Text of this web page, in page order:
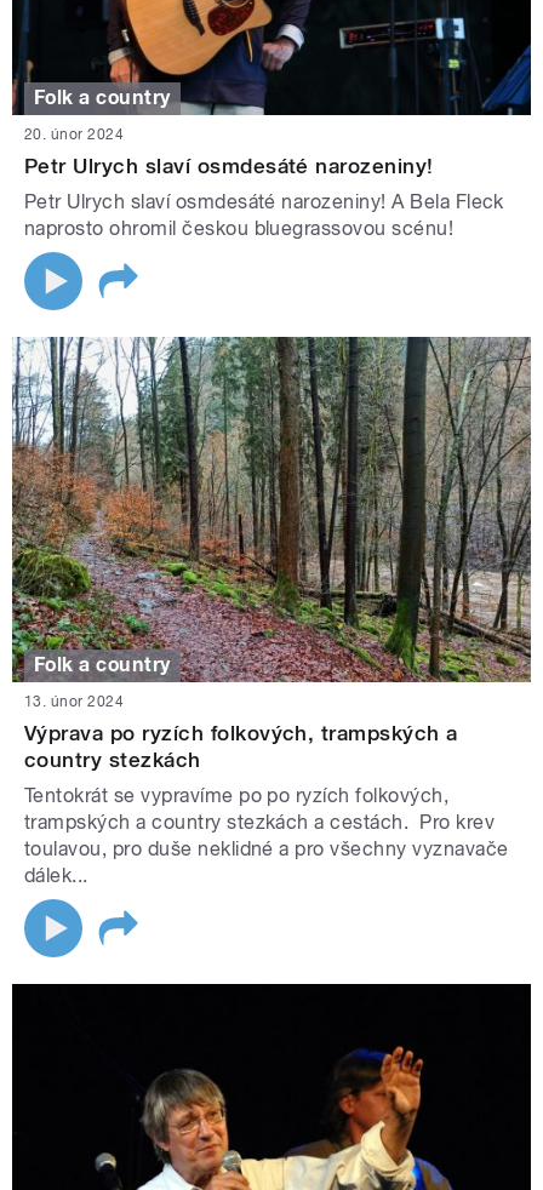
Folk a country
20. únor 2024
Petr Ulrych slaví osmdesáté narozeniny!
Petr Ulrych slaví osmdesáté narozeniny! A Bela Fleck
naprosto ohromil českou bluegrassovou scénu!
Folk a country
13. únor 2024
Výprava po ryzích folkových, trampských a
country stezkách
Tentokrát se vypravíme po po ryzích folkových,
trampských a country stezkách a cestách. Pro krev
toulavou, pro duše neklidné a pro všechny vyznavače
dálek...